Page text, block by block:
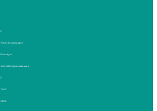
Vidéo de présentation
Historique
Journal des jeunes citoyens
2005
2006